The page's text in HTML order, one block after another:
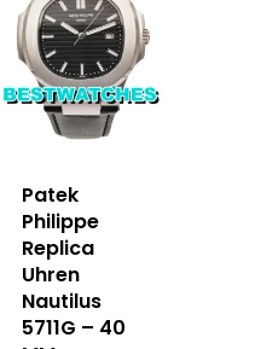
Patek
Philippe
Replica
Uhren
Nautilus
5711G – 40